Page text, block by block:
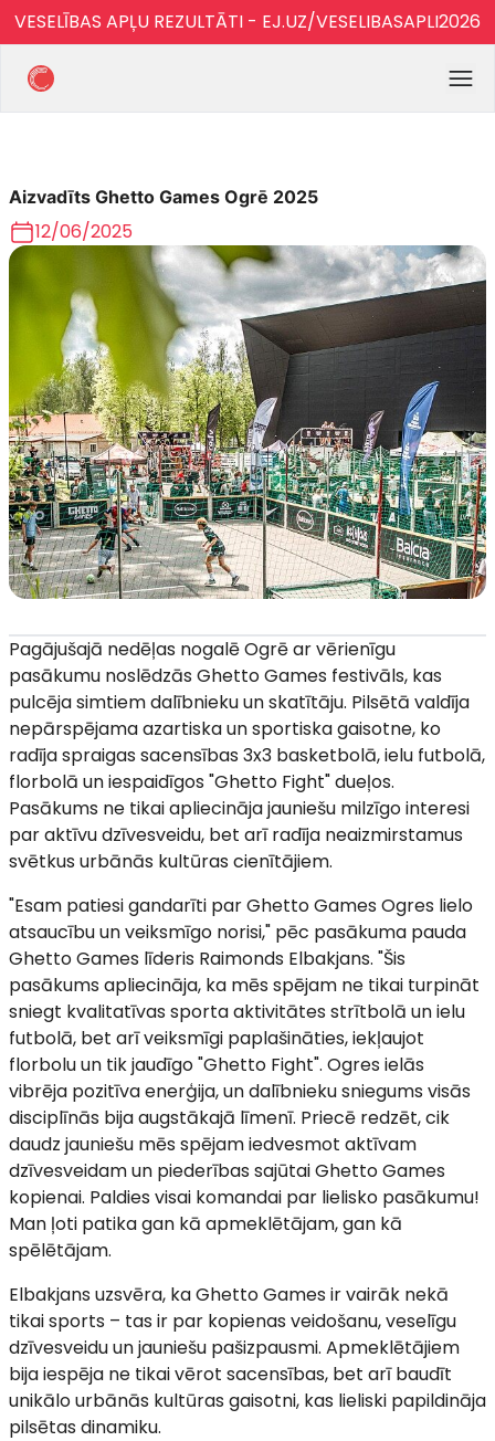
VESELĪBAS APĻU REZULTĀTI - EJ.UZ/VESELIBASAPLI2026
Aizvadīts Ghetto Games Ogrē 2025
12/06/2025
Pagājušajā nedēļas nogalē Ogrē ar vērienīgu
pasākumu noslēdzās Ghetto Games festivāls, kas
pulcēja simtiem dalībnieku un skatītāju. Pilsētā valdīja
nepārspējama azartiska un sportiska gaisotne, ko
radīja spraigas sacensības 3x3 basketbolā, ielu futbolā,
florbolā un iespaidīgos "Ghetto Fight" dueļos.
Pasākums ne tikai apliecināja jauniešu milzīgo interesi
par aktīvu dzīvesveidu, bet arī radīja neaizmirstamus
svētkus urbānās kultūras cienītājiem.
"Esam patiesi gandarīti par Ghetto Games Ogres lielo
atsaucību un veiksmīgo norisi," pēc pasākuma pauda
Ghetto Games līderis Raimonds Elbakjans. "Šis
pasākums apliecināja, ka mēs spējam ne tikai turpināt
sniegt kvalitatīvas sporta aktivitātes strītbolā un ielu
futbolā, bet arī veiksmīgi paplašināties, iekļaujot
florbolu un tik jaudīgo "Ghetto Fight". Ogres ielās
vibrēja pozitīva enerģija, un dalībnieku sniegums visās
disciplīnās bija augstākajā līmenī. Priecē redzēt, cik
daudz jauniešu mēs spējam iedvesmot aktīvam
dzīvesveidam un piederības sajūtai Ghetto Games
kopienai. Paldies visai komandai par lielisko pasākumu!
Man ļoti patika gan kā apmeklētājam, gan kā
spēlētājam.
Elbakjans uzsvēra, ka Ghetto Games ir vairāk nekā
tikai sports – tas ir par kopienas veidošanu, veselīgu
dzīvesveidu un jauniešu pašizpausmi. Apmeklētājiem
bija iespēja ne tikai vērot sacensības, bet arī baudīt
unikālo urbānās kultūras gaisotni, kas lieliski papildināja
pilsētas dinamiku.